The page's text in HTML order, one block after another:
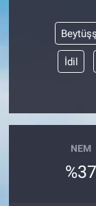
İdil
NEM
%37